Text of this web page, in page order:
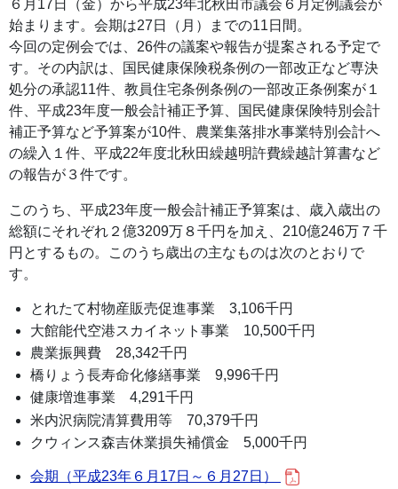
６月17日（金）から平成23年北秋田市議会６月定例議会が
始まります。会期は27日（月）までの11日間。
今回の定例会では、26件の議案や報告が提案される予定で
す。その内訳は、国民健康保険税条例の一部改正など専決
処分の承認11件、教員住宅条例条例の一部改正条例案が１
件、平成23年度一般会計補正予算、国民健康保険特別会計
補正予算など予算案が10件、農業集落排水事業特別会計へ
の繰入１件、平成22年度北秋田繰越明許費繰越計算書など
の報告が３件です。
このうち、平成23年度一般会計補正予算案は、歳入歳出の
総額にそれぞれ２億3209万８千円を加え、210億246万７千
円とするもの。このうち歳出の主なものは次のとおりで
す。
とれたて村物産販売促進事業 3,106千円
大館能代空港スカイネット事業 10,500千円
農業振興費 28,342千円
橋りょう長寿命化修繕事業 9,996千円
健康増進事業 4,291千円
米内沢病院清算費用等 70,379千円
クウィンス森吉休業損失補償金 5,000千円
会期（平成23年６月17日～６月27日）